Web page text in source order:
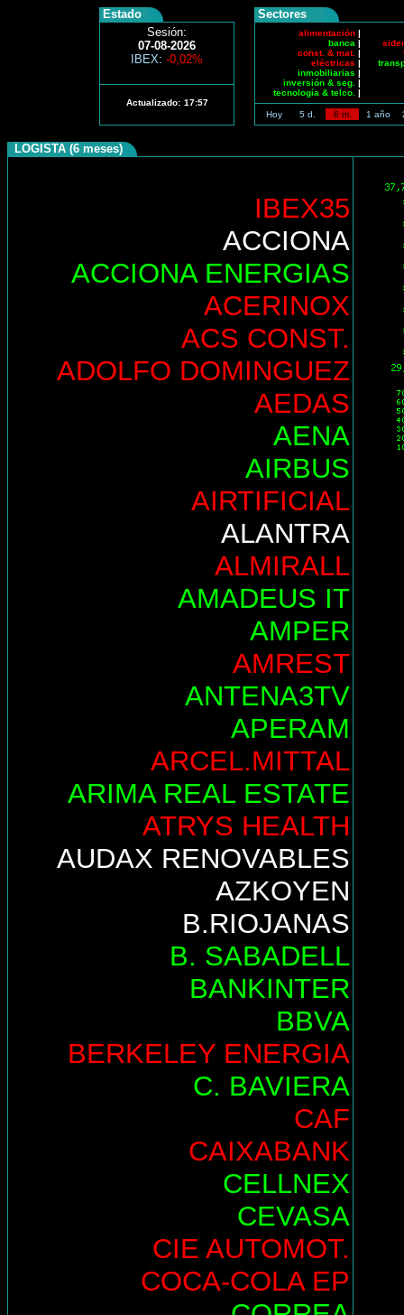
Estado
Sesión:
07-08-2026
IBEX: -0,02%
Actualizado: 17:57
Sectores
alimentación |
banca |
const. & mat. |
eléctricas |
inmobiliarias |
inversión & seg. |
tecnología & telco. |
Hoy 5 d. 6 m. 1 año
LOGISTA (6 meses)
IBEX35
ACCIONA
ACCIONA ENERGIAS
ACERINOX
ACS CONST.
ADOLFO DOMINGUEZ
AEDAS
AENA
AIRBUS
AIRTIFICIAL
ALANTRA
ALMIRALL
AMADEUS IT
AMPER
AMREST
ANTENA3TV
APERAM
ARCEL.MITTAL
ARIMA REAL ESTATE
ATRYS HEALTH
AUDAX RENOVABLES
AZKOYEN
B.RIOJANAS
B. SABADELL
BANKINTER
BBVA
BERKELEY ENERGIA
C. BAVIERA
CAF
CAIXABANK
CELLNEX
CEVASA
CIE AUTOMOT.
COCA-COLA EP